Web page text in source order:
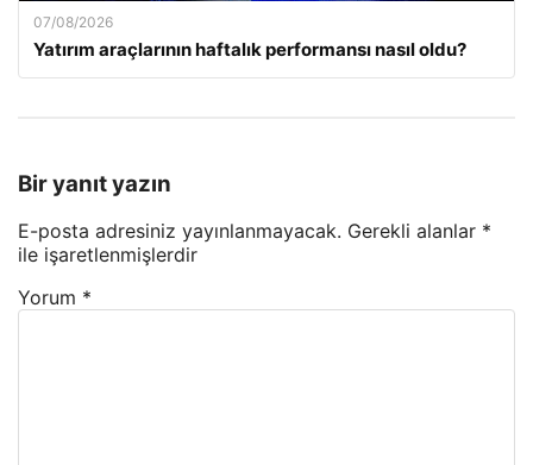
07/08/2026
Yatırım araçlarının haftalık performansı nasıl oldu?
Bir yanıt yazın
E-posta adresiniz yayınlanmayacak. Gerekli alanlar *
ile işaretlenmişlerdir
Yorum *